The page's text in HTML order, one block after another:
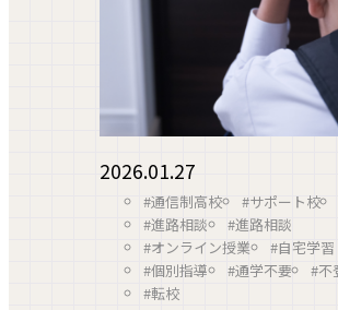
2026.01.27
#通信制高校 #サポート校
#進路相談
#進路相談
#オンライン授業
#自宅学習
#個別指導
#通学不要
#不
#転校